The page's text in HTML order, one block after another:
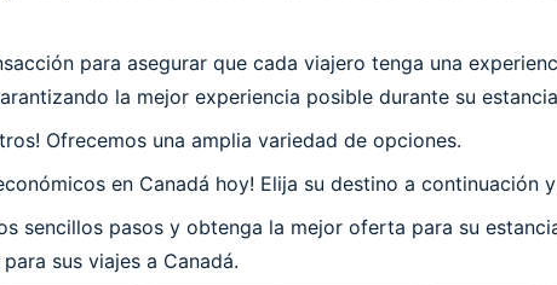
para asegurar que cada viajero tenga una
la mejor experiencia posible durante su
Ofrecemos una amplia variedad de opciones.
en Canadá hoy! Elija su destino a continuación
sencillos pasos y obtenga la mejor oferta para su
sus viajes a Canadá.